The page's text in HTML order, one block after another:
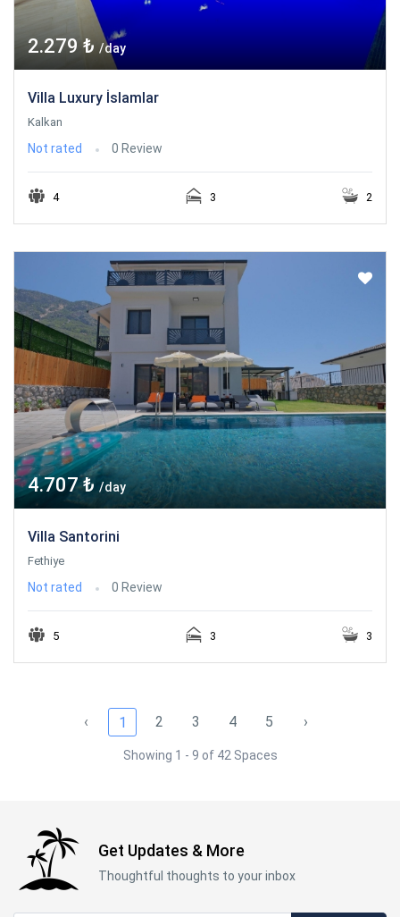
2.279 ₺/day
Villa Luxury İslamlar
Kalkan
Not rated 0 Review
4 3 2
4.707 ₺ /day
Villa Santorini
Fethiye
Not rated 0 Review
5 3 3
‹ 1 2 3 4 5 ›
Showing 1 - 9 of 42 Spaces
Get Updates & More
Thoughtful thoughts to your inbox